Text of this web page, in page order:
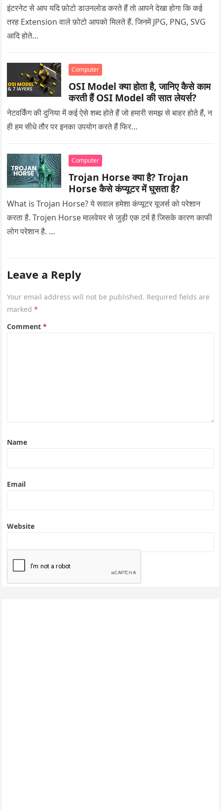
इंटरनेट से आप यदि फ़ोटो डाउनलोड करते हैं तो आपने देखा होगा कि कई
तरह Extension वाले फ़ोटो आपको मिलते हैं. जिनमें JPG, PNG, SVG
आदि होते…
Computer
OSI Model क्या होता है, जानिए कैसे काम
करती हैं OSI Model की सात लेयर्स?
नेटवर्किंग की दुनिया में कई ऐसे शब्द होते हैं जो हमारी समझ से बाहर होते हैं, न
ही हम सीधे तौर पर इनका उपयोग करते हैं फिर…
Computer
Trojan Horse क्या है? Trojan
Horse कैसे कंप्यूटर में घुसता है?
What is Trojan Horse? ये सवाल हमेशा कंप्यूटर यूजर्स को परेशान
करता है. Trojen Horse मालवेयर से जुड़ी एक टर्म है जिसके कारण काफी
लोग परेशान है. …
Leave a Reply
Your email address will not be published. Required fields are
marked*
Comment*
Name
Email
Website